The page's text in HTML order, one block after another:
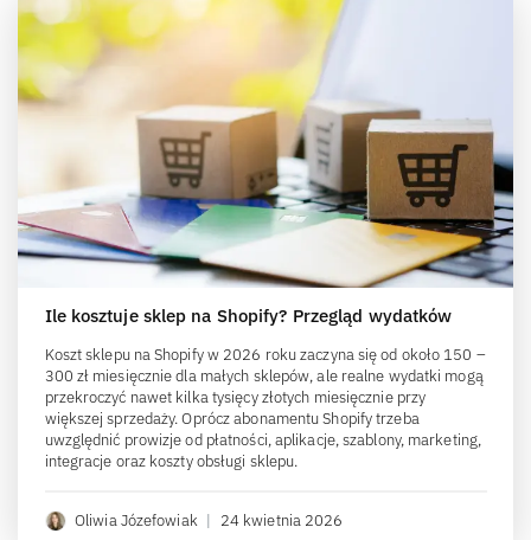
Ile kosztuje sklep na Shopify? Przegląd wydatków
Koszt sklepu na Shopify w 2026 roku zaczyna się od około 150 –
300 zł miesięcznie dla małych sklepów, ale realne wydatki mogą
przekroczyć nawet kilka tysięcy złotych miesięcznie przy
większej sprzedaży. Oprócz abonamentu Shopify trzeba
uwzględnić prowizje od płatności, aplikacje, szablony, marketing,
integracje oraz koszty obsługi sklepu.
Oliwia Józefowiak | 24 kwietnia 2026